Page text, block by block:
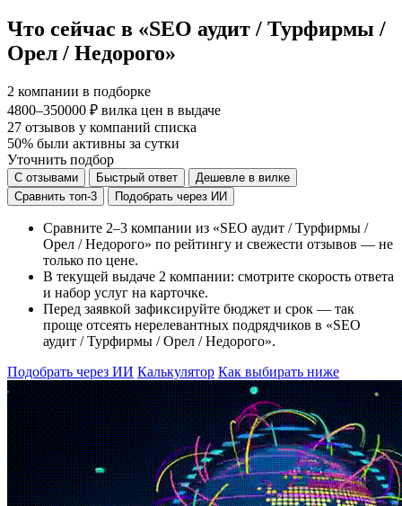
Что сейчас в «SEO аудит / Турфирмы /
Орел / Недорого»
2 компании в подборке
4800–350000 ₽ вилка цен в выдаче
27 отзывов у компаний списка
50% были активны за сутки
Уточнить подбор
С отзывами Быстрый ответ
Дешевле в вилке
Сравнить топ-3
Подобрать через ИИ
Сравните 2–3 компании из «SEO аудит / Турфирмы /
Орел / Недорого» по рейтингу и свежести отзывов — не
только по цене.
В текущей выдаче 2 компании: смотрите скорость ответа
и набор услуг на карточке.
Перед заявкой зафиксируйте бюджет и срок — так
проще отсеять нерелевантных подрядчиков в «SEO
аудит / Турфирмы / Орел / Недорого».
Подобрать через ИИ Калькулятор Как выбирать ниже